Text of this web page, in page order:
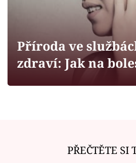
Sledujte prima+
Filmový festival Karlovy
Příroda ve
zdraví: Jak na
PŘEČTĚTE SI